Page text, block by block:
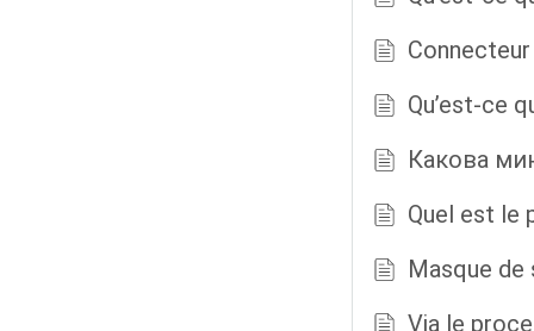
Qu’est-ce
Какова
Quel est le
Masque de
Via le